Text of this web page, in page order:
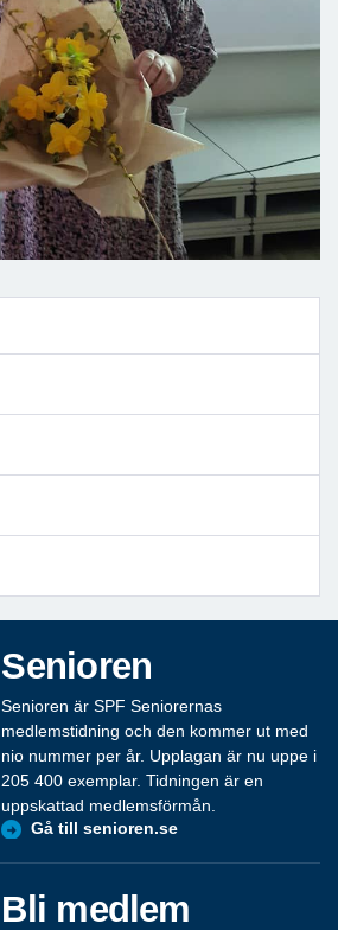
Senioren
Senioren är SPF Seniorernas
medlemstidning och den kommer ut med
nio nummer per år. Upplagan är nu uppe i
205 400 exemplar. Tidningen är en
uppskattad medlemsförmån.
Gå till senioren.se
Bli medlem